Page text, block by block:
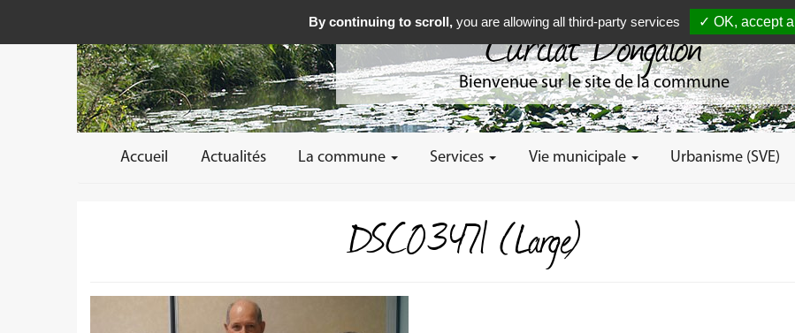
Curciat Dongalon
Bienvenue sur le site de la commune
Accueil Actualités La commune Services Vie municipale Urbanisme (SVE)
DSC03471 (Large)
By continuing to scroll, you are allowing all third-party services ✓ OK, accept all